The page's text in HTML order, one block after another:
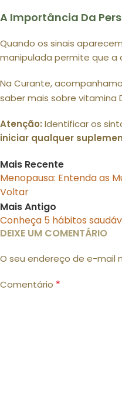
A Importância Da
Quando os sinais
manipulada permite que a
Na Curante,
saber mais sobre vitamina
Atenção: Identificar os
iniciar qualquer
Mais Recente
Menopausa: Entenda as
Voltar
Mais Antigo
Conheça 5 hábitos
DEIXE UM COMENTÁRIO
O seu endereço de e-mail
Comentário *